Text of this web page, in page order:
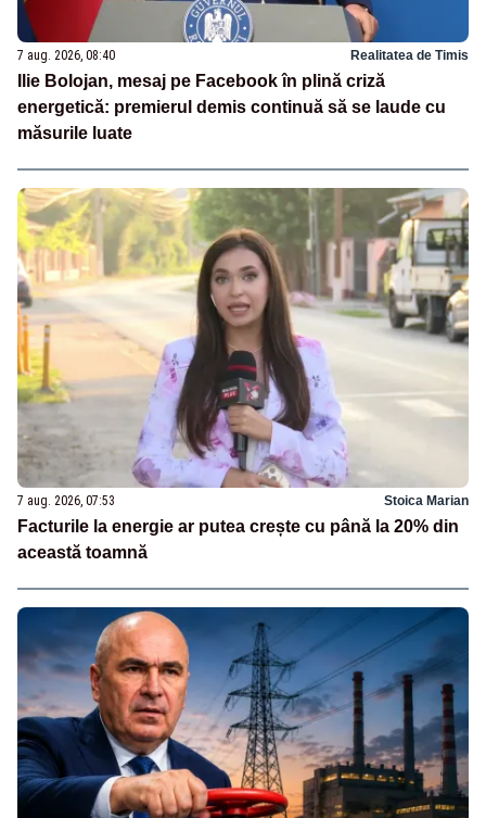
7 aug. 2026, 08:40 Realitatea de Timis
Ilie Bolojan, mesaj pe Facebook în plină criză
energetică: premierul demis continuă să se laude cu
măsurile luate
7 aug. 2026, 07:53 Stoica Marian
Facturile la energie ar putea crește cu până la 20% din
această toamnă